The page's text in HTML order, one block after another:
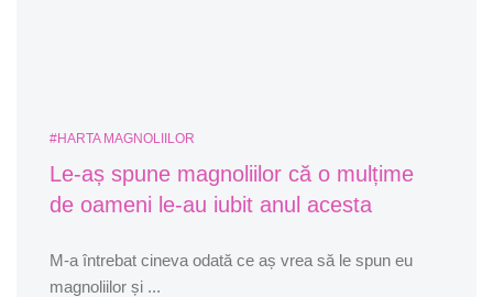
#HARTA MAGNOLIILOR
Le-aș spune magnoliilor că o mulțime
de oameni le-au iubit anul acesta
M-a întrebat cineva odată ce aș vrea să le spun eu
magnoliilor și ...